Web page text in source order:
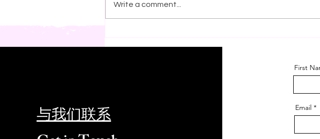
Write a comment...
与我们联系
First
Email